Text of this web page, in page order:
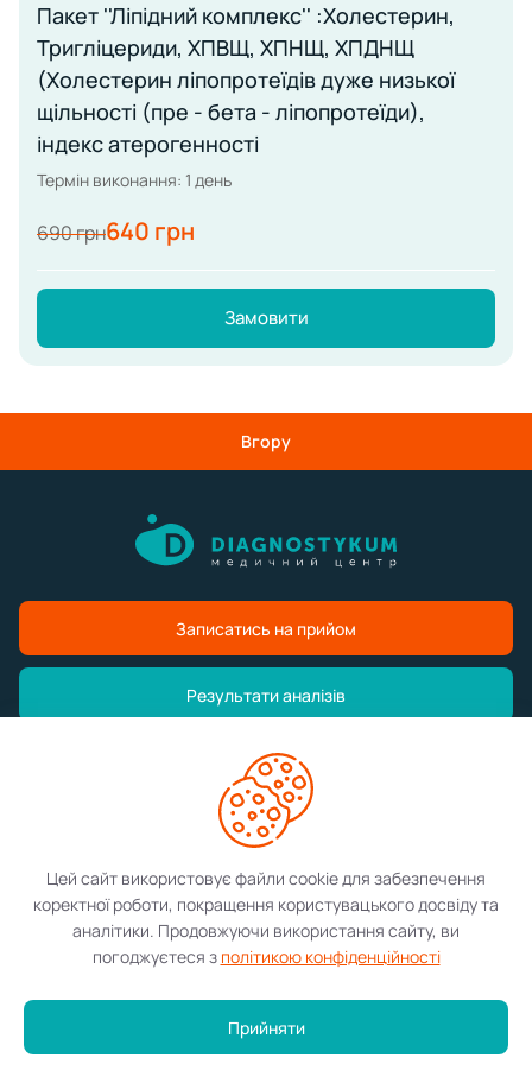
Меню аналізів
Пакет ''Ліпідний комплекс'' :Холестерин,
Тригліцериди, ХПВЩ, ХПНЩ, ХПДНЩ
(Холестерин ліпопротеїдів дуже низької
щільності (пре - бета - ліпопротеїди),
індекс атерогенності
Термін виконання: 1 день
690 грн640 грн
Замовити
Вгору
Записатись на прийом
Результати аналізів
Контакти
Розробка сайту:
Цей сайт використовує файли cookie для забезпечення
коректної роботи, покращення користувацького досвіду та
аналітики. Продовжуючи використання сайту, ви
погоджуєтеся з політикою конфіденційності
Прийняти